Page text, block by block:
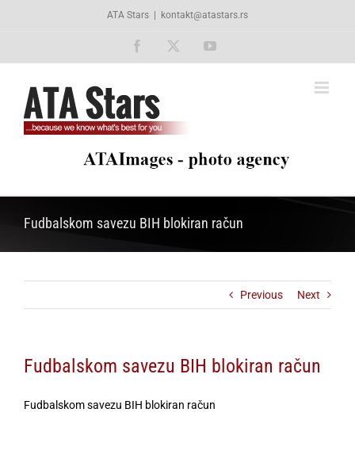
ATA Stars kontakt@atastars.rs
Facebook YouTube
Fudbalskom savezu BIH blokiran račun
Previous Next
Fudbalskom savezu BIH blokiran račun
Fudbalskom savezu BIH blokiran račun